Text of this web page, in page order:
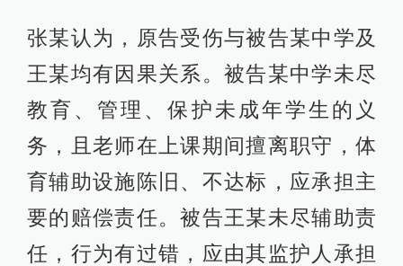
张某认为，原告受伤与被告某中学及
王某均有因果关系。被告某中学未尽
教育、管理、保护未成年学生的义
务，且老师在上课期间擅离职守，体
育辅助设施陈旧、不达标，应承担主
要的赔偿责任。被告王某未尽辅助责
任，行为有过错，应由其监护人承担